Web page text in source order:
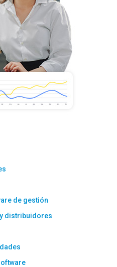
de gestión
y distribuidores